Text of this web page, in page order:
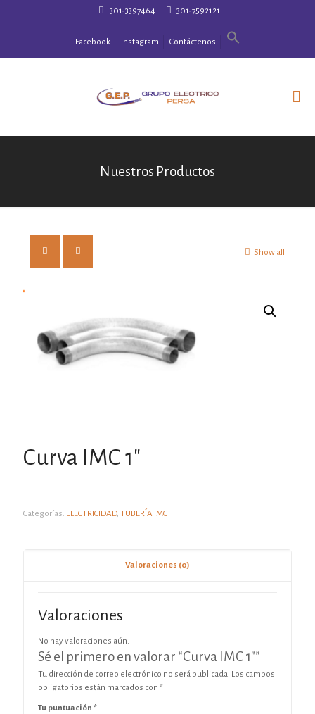
301-3397464 301-7592121
Facebook Instagram Contáctenos
Nuestros Productos
Show all
Curva IMC 1″
Categorías: ELECTRICIDAD, TUBERÍA IMC
Valoraciones (0)
Valoraciones
No hay valoraciones aún.
Sé el primero en valorar “Curva IMC 1″”
Tu dirección de correo electrónico no será publicada. Los campos
obligatorios están marcados con *
Tu puntuación *